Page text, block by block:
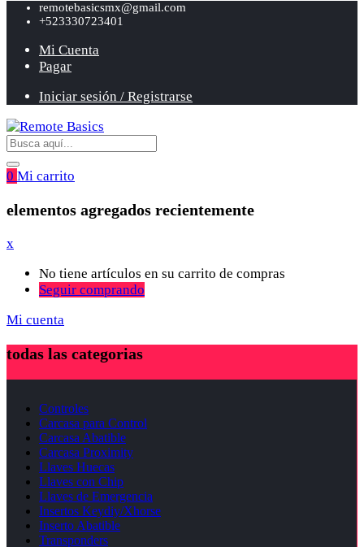
remotebasicsmx@gmail.com
+523330723401
Mi Cuenta
Pagar
Iniciar sesión / Registrarse
0 Mi carrito
elementos agregados recientemente
x
No tiene artículos en su carrito de compras
Seguir comprando
Mi cuenta
todas las categorias
Controles
Carcasa para Control
Carcasa Abatible
Carcasa Proximity
Llaves Huecas
Llaves con Chip
Llaves de Emergencia
Insertos Keydiy/Xhorse
Inserto Abatible
Transponders